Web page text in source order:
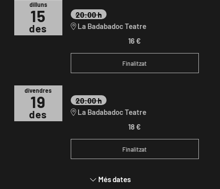
dilluns
15
des
20:00 h
La Badabadoc Teatre
16 €
Finalitzat
divendres
19
des
20:00 h
La Badabadoc Teatre
18 €
Finalitzat
Més dates